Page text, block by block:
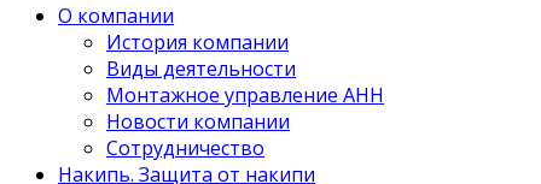
О компании
История компании
Виды деятельности
Монтажное управление АНН
Новости компании
Сотрудничество
Накипь. Защита от накипи